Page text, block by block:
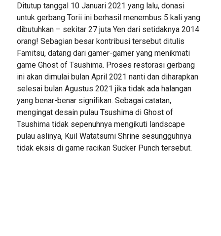
Ditutup tanggal 10 Januari 2021 yang lalu, donasi
untuk gerbang Torii ini berhasil menembus 5 kali yang
dibutuhkan – sekitar 27 juta Yen dari setidaknya 2014
orang! Sebagian besar kontribusi tersebut ditulis
Famitsu, datang dari gamer-gamer yang menikmati
game Ghost of Tsushima. Proses restorasi gerbang
ini akan dimulai bulan April 2021 nanti dan diharapkan
selesai bulan Agustus 2021 jika tidak ada halangan
yang benar-benar signifikan. Sebagai catatan,
mengingat desain pulau Tsushima di Ghost of
Tsushima tidak sepenuhnya mengikuti landscape
pulau aslinya, Kuil Watatsumi Shrine sesungguhnya
tidak eksis di game racikan Sucker Punch tersebut.